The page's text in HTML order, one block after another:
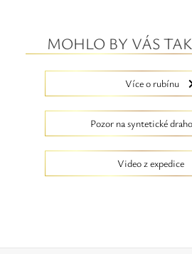
MOHLO BY VÁS
Více o rubínu
Pozor na syntetické
Video z expedice